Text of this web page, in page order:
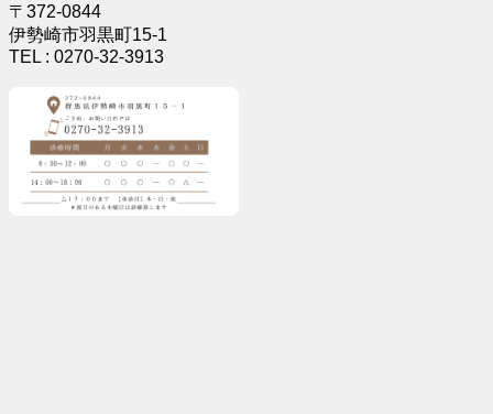
〒372-0844
伊勢崎市羽黒町15-1
TEL : 0270-32-3913